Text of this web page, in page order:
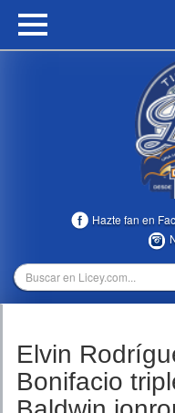
HOME
MULTIMEDIA
TEMPORADAS
Hazte fan en
Elvin
Bonifacio